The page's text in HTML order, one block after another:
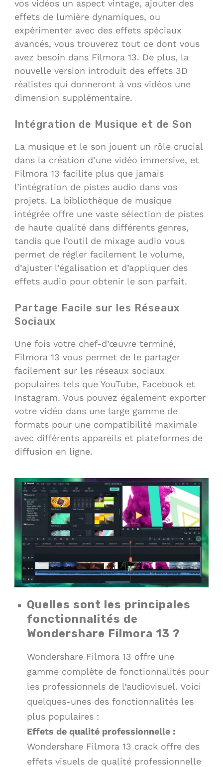
vos vidéos un aspect vintage, ajouter des
effets de lumière dynamiques, ou
expérimenter avec des effets spéciaux
avancés, vous trouverez tout ce dont vous
avez besoin dans Filmora 13. De plus, la
nouvelle version introduit des effets 3D
réalistes qui donneront à vos vidéos une
dimension supplémentaire.
Intégration de Musique et de Son
La musique et le son jouent un rôle crucial
dans la création d’une vidéo immersive, et
Filmora 13 facilite plus que jamais
l’intégration de pistes audio dans vos
projets. La bibliothèque de musique
intégrée offre une vaste sélection de pistes
de haute qualité dans différents genres,
tandis que l’outil de mixage audio vous
permet de régler facilement le volume,
d’ajuster l’égalisation et d’appliquer des
effets audio pour obtenir le son parfait.
Partage Facile sur les Réseaux
Sociaux
Une fois votre chef-d’œuvre terminé,
Filmora 13 vous permet de le partager
facilement sur les réseaux sociaux
populaires tels que YouTube, Facebook et
Instagram. Vous pouvez également exporter
votre vidéo dans une large gamme de
formats pour une compatibilité maximale
avec différents appareils et plateformes de
diffusion en ligne.
Quelles sont les principales
fonctionnalités de
Wondershare Filmora 13 ?
Wondershare Filmora 13 offre une
gamme complète de fonctionnalités pour
les professionnels de l’audiovisuel. Voici
quelques-unes des fonctionnalités les
plus populaires :
Effets de qualité professionnelle :
Wondershare Filmora 13 crack offre des
effets visuels de qualité professionnelle